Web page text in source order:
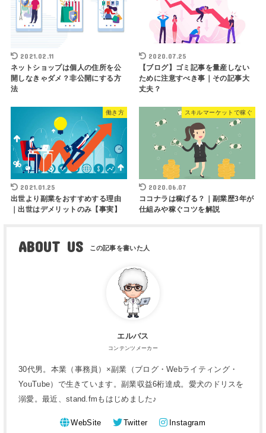
2021.02.11
ネットショップは個人の住所を公
開しなきゃダメ？非公開にする方
法
2020.07.25
【ブログ】ゴミ記事を量産しない
ために注意すべき事｜その記事大
丈夫？
働き方
2021.01.25
出世より副業をおすすめする理由
｜出世はデメリットのみ【事実】
スキルマーケットで稼ぐ
2020.06.07
ココナラは稼げる？｜副業歴3年が
仕組みや稼ぐコツを解説
ABOUT US
エルバス
コンテンツメーカー
30代男。本業（事務員）×副業（ブログ・Webライティング・
YouTube）で生きています。副業収益6桁達成。愛犬のドリスを
溺愛。最近、stand.fmもはじめました♪
WebSite Twitter Instagram